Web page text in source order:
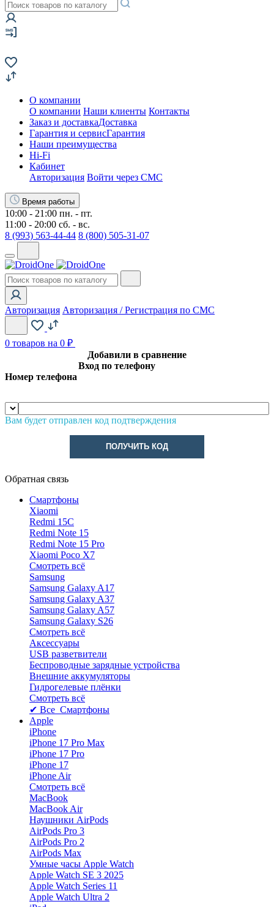
О компании
О компании Наши клиенты Контакты
Заказ и доставкаДоставка
Гарантия и сервисГарантия
Наши преимущества
Hi-Fi
Кабинет
Авторизация Войти через СМС
Время работы
10:00 - 21:00 пн. - пт.
11:00 - 20:00 сб. - вс.
8 (993) 563-44-44 8 (800) 505-31-07
Авторизация Авторизация / Регистрация по СМС
0 товаров на 0 ₽
Добавили в сравнение
Вход по телефону
Номер телефона
Вам будет отправлен код подтверждения
ПОЛУЧИТЬ КОД
Обратная связь
Смартфоны
Xiaomi
Redmi 15C
Redmi Note 15
Redmi Note 15 Pro
Xiaomi Poco X7
Смотреть всё
Samsung
Samsung Galaxy A17
Samsung Galaxy A37
Samsung Galaxy A57
Samsung Galaxy S26
Смотреть всё
Аксессуары
USB разветвители
Беспроводные зарядные устройства
Внешние аккумуляторы
Гидрогелевые плёнки
Смотреть всё
✔ Все Смартфоны
Apple
iPhone
iPhone 17 Pro Max
iPhone 17 Pro
iPhone 17
iPhone Air
Смотреть всё
MacBook
MacBook Air
Наушники AirPods
AirPods Pro 3
AirPods Pro 2
AirPods Max
Умные часы Apple Watch
Apple Watch SE 3 2025
Apple Watch Series 11
Apple Watch Ultra 2